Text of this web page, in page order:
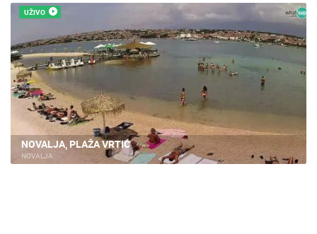
UŽIVO
NOVALJA, PLAŽA VRTIĆ
NOVALJA